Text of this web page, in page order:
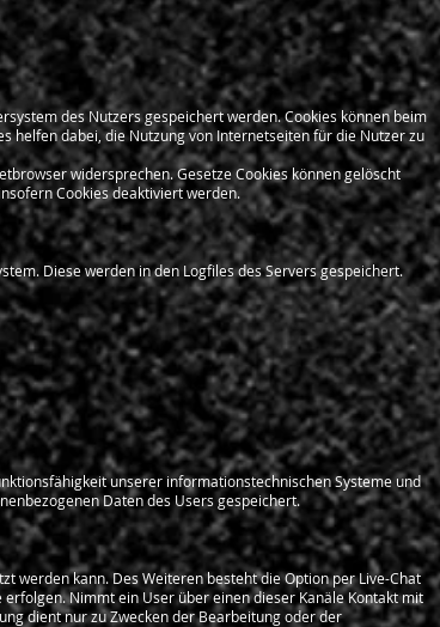
des Nutzers gespeichert werden. Cookies können beim
helfen dabei, die Nutzung von Internetseiten für die Nutzer zu
widersprechen. Gesetze Cookies können gelöscht
Cookies deaktiviert werden.
Diese werden in den Logfiles des Servers gespeichert.
unserer informationstechnischen Systeme und
Daten des Users gespeichert.
werden kann. Des Weiteren besteht die Option per Live-Chat
Nimmt ein User über einen dieser Kanäle Kontakt mit
dient nur zu Zwecken der Bearbeitung oder der